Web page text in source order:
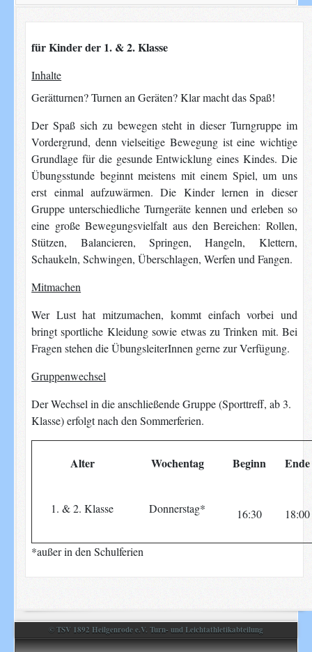
© TSV 1892 Heilgenrode e.V. Turn- und Leichtathletikabteilung
für Kinder der 1. & 2. Klasse
Inhalte
Gerätturnen? Turnen an Geräten? Klar macht das Spaß!
Der Spaß sich zu bewegen steht in dieser Turngruppe im
Vordergrund, denn vielseitige Bewegung ist eine wichtige
Grundlage für die gesunde Entwicklung eines Kindes. Die
Übungsstunde beginnt meistens mit einem Spiel, um uns
erst einmal aufzuwärmen. Die Kinder lernen in dieser
Gruppe unterschiedliche Turngeräte kennen und erleben so
eine große Bewegungsvielfalt aus den Bereichen: Rollen,
Stützen, Balancieren, Springen, Hangeln, Klettern,
Schaukeln, Schwingen, Überschlagen, Werfen und Fangen.
Mitmachen
Wer Lust hat mitzumachen, kommt einfach vorbei und
bringt sportliche Kleidung sowie etwas zu Trinken mit. Bei
Fragen stehen die ÜbungsleiterInnen gerne zur Verfügung.
Gruppenwechsel
Der Wechsel in die anschließende Gruppe (Sporttreff, ab 3.
Klasse) erfolgt nach den Sommerferien.
Alter Wochentag Beginn Ende
1. & 2. Klasse Donnerstag* 16:30 18:00
*außer in den Schulferien